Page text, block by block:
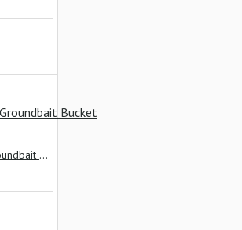
Ведро Matrix Groundbait Bucket 25 л